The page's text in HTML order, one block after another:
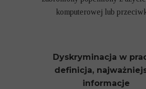
komputerowej lub
Dyskryminacja w
definicja,
informacje